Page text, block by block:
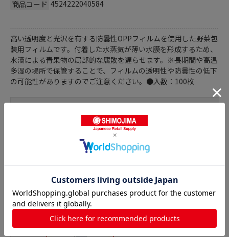
商品コード 4524222040584
高い透明度と光沢を有する防曇性OPPフィルムを使用した野菜包
装用フィルムです。付着した水蒸気が薄い水膜を形成するため、
水滴による青果物の局部的な腐敗を遅らせます。※長期間や高温
多湿の場所で保管することで、フィルムの透明性や防曇性の低下
の可能性がありますのでご注意ください。●入数：100枚